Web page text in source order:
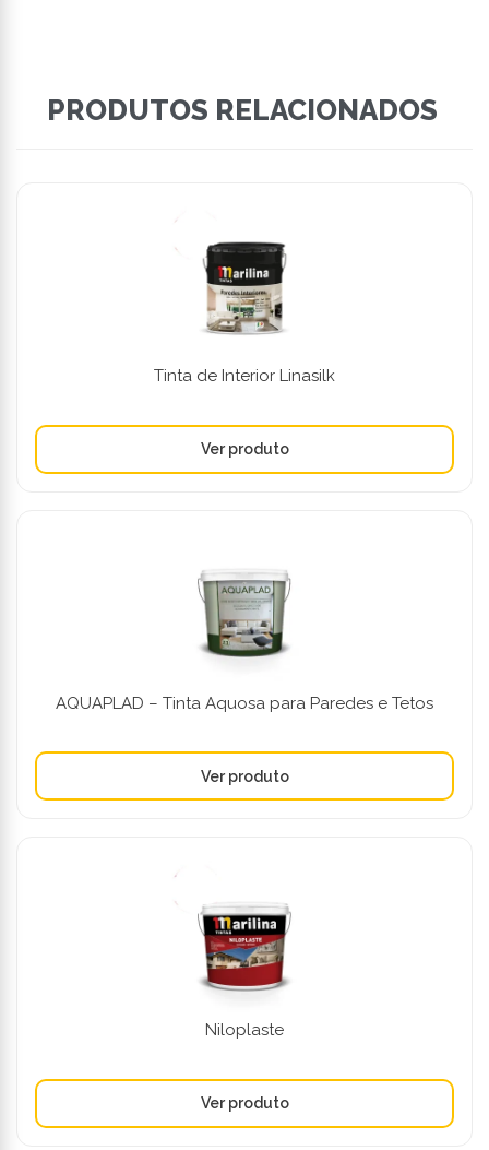
PRODUTOS RELACIONADOS
Tinta de Interior Linasilk
AQUAPLAD – Tinta Aquosa para Paredes e Tetos
Niloplaste